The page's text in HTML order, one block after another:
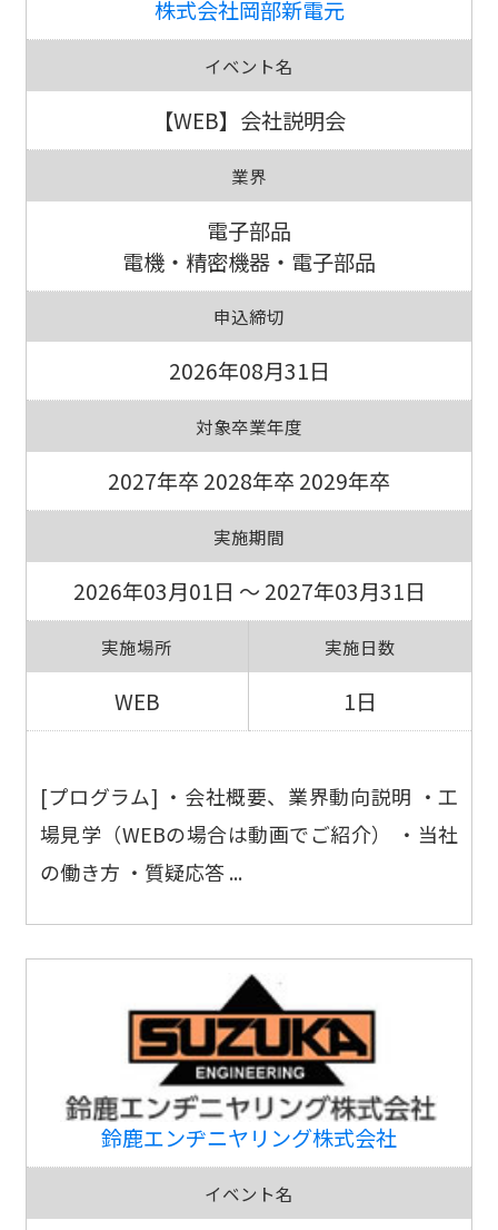
株式会社岡部新電元
イベント名
【WEB】会社説明会
業界
電子部品
電機・精密機器・電子部品
申込締切
2026年08月31日
対象卒業年度
2027年卒 2028年卒 2029年卒
実施期間
2026年03月01日 ～ 2027年03月31日
実施場所
WEB
実施日数
1日
[プログラム] ・会社概要、業界動向説明 ・工
場見学（WEBの場合は動画でご紹介） ・当社
の働き方 ・質疑応答 ...
鈴鹿エンヂニヤリング株式会社
イベント名